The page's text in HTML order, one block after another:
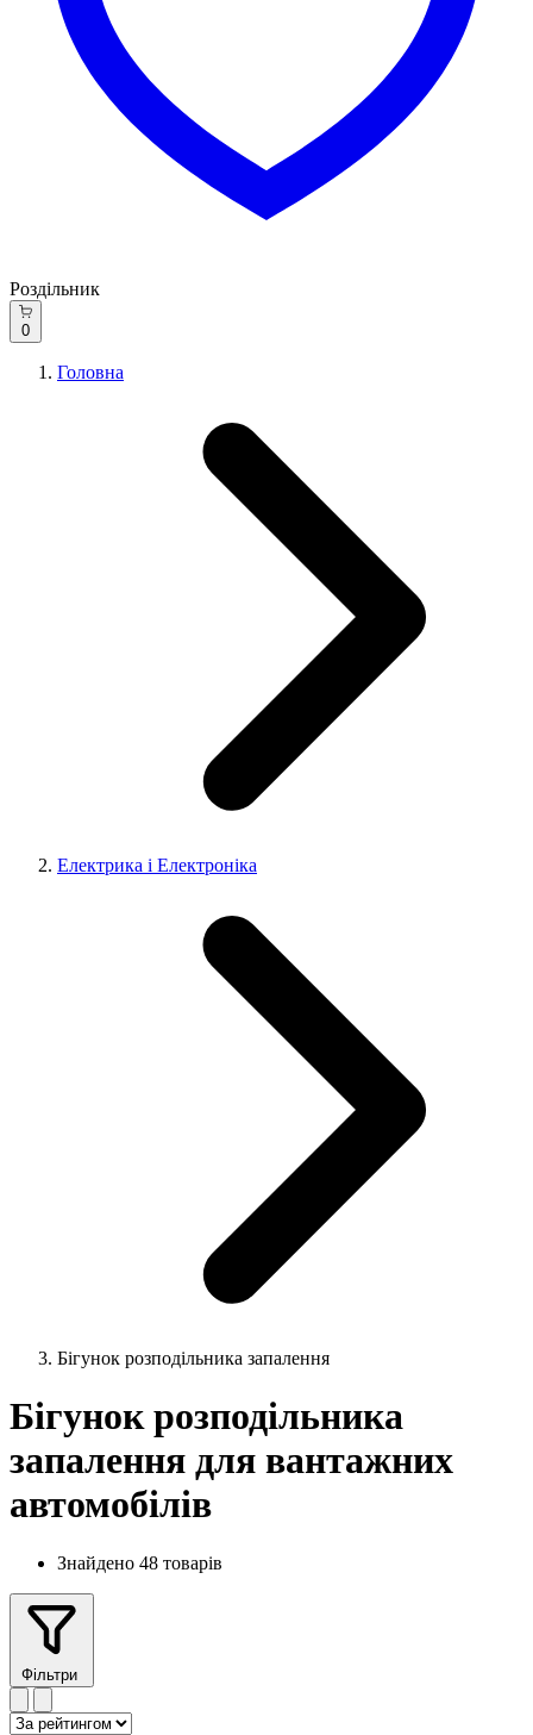
Роздільник
0
Головна
Електрика і Електроніка
Бігунок розподільника запалення
Бігунок розподільника
запалення для вантажних
автомобілів
Знайдено 48 товарів
Фільтри